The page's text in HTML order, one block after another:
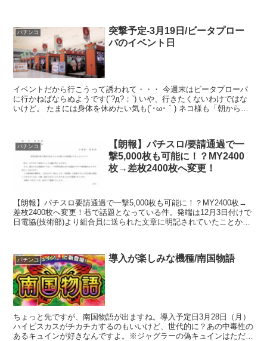
パチンコ
突撃予定-3月19日/ビータプロー
バのイベント日
イベントだから行こうって誘われて・・・ 今週末はビータプローバ
に行かねばならぬようです(´?д?；`) いや、行きたくないわけではな
いけど。 たまには身体を休めたい気も(´･ω･｀) ネコ様も「朝からま
パチンコ
【朗報】パチスロ/要請通過で一
撃5,000枚も可能に！？MY2400
枚→差枚2400枚へ変更！
【朗報】パチスロ要請通過で一撃5,000枚も可能に！？MY2400枚→
差枚2400枚へ変更！巷で話題となっている件。発端は12月3日付けで
日電協(技術部)より組合員に送られた文章に明記されていたことから
パチンコ 導入が楽しみな機種/南国物語
ちょっと先ですが、南国物語が出ますね。導入予定日3月28日（月）
ハイビスカスがチカチカするのもいいけど、世代的に？あの中毒性の
あるキュインが好きなんですよ。※ジャグラーの偽キュインはただう